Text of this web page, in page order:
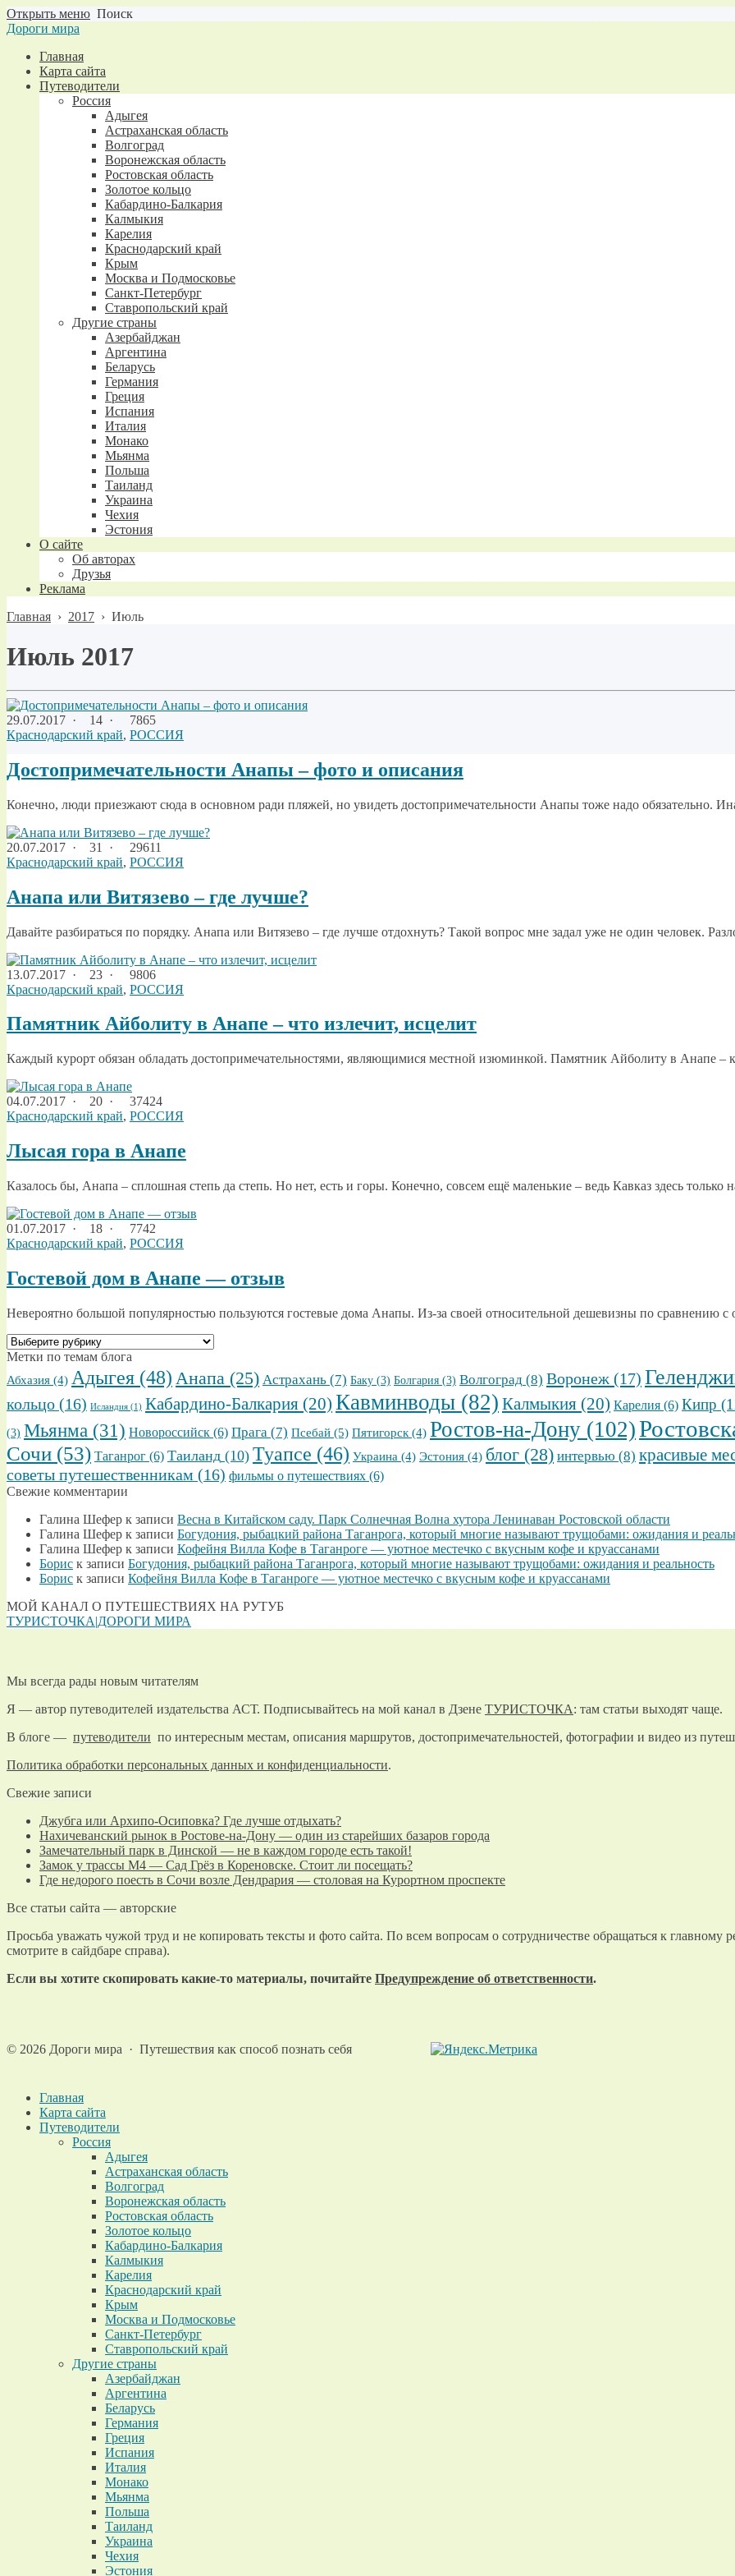
Открыть меню Поиск
Дороги мира
Главная
Карта сайта
Путеводители
Россия
Адыгея
Астраханская область
Волгоград
Воронежская область
Ростовская область
Золотое кольцо
Кабардино-Балкария
Калмыкия
Карелия
Краснодарский край
Крым
Москва и Подмосковье
Санкт-Петербург
Ставропольский край
Другие страны
Азербайджан
Аргентина
Беларусь
Германия
Греция
Испания
Италия
Монако
Мьянма
Польша
Таиланд
Украина
Чехия
Эстония
О сайте
Об авторах
Друзья
Реклама
Главная › 2017 › Июль
Июль 2017
29.07.2017 · 14 ·
7865
Краснодарский край, РОССИЯ
Достопримечательности Анапы – фото и описания
Конечно, люди приезжают сюда в основном ради пляжей, но увидеть достопримечательности Анапы тоже надо обязательно.
20.07.2017 · 31 ·
29611
Краснодарский край, РОССИЯ
Анапа или Витязево – где лучше?
Давайте разбираться по порядку. Анапа или Витязево – где лучше отдохнуть? Такой вопрос мне задал уже не один человек.
13.07.2017 · 23 ·
9806
Краснодарский край, РОССИЯ
Памятник Айболиту в Анапе – что излечит, исцелит
Каждый курорт обязан обладать достопримечательностями, являющимися местной изюминкой. Памятник Айболиту в Анапе –
04.07.2017 · 20 ·
37424
Краснодарский край, РОССИЯ
Лысая гора в Анапе
Казалось бы, Анапа – сплошная степь да степь. Но нет, есть и горы. Конечно, совсем ещё маленькие – ведь Кавказ здесь только
01.07.2017 · 18 ·
7742
Краснодарский край, РОССИЯ
Гостевой дом в Анапе — отзыв
Невероятно большой популярностью пользуются гостевые дома Анапы. Из-за своей относительной дешевизны по сравнению с
ВЫБРАТЬ
ТЕМАТИЧЕСКИЕ
ПОДРУБРИКИ
Метки по темам блога
Абхазия (4) Адыгея (48) Анапа (25) Астрахань (7) Баку (3) Болгария (3) Волгоград (8) Воронеж (17)
кольцо (16) Исландия (1) Кабардино-Балкария (20) Кавминводы (82) Калмыкия (20) Карелия (6) Кипр
(3) Мьянма (31) Новороссийск (6) Прага (7) Псебай (5) Пятигорск (4) Ростов-на-Дону (102)
Сочи (53) Таганрог (6) Таиланд (10) Туапсе (46) Украина (4) Эстония (4) блог (28) интервью (8) красивые
советы путешественникам (16) фильмы о путешествиях (6)
Свежие комментарии
Галина Шефер к записи Весна в Китайском саду. Парк Солнечная Волна хутора Ленинаван Ростовской области
Галина Шефер к записи Богудония, рыбацкий района Таганрога, который многие называют трущобами: ожидания и
Галина Шефер к записи Кофейня Вилла Кофе в Таганроге — уютное местечко с вкусным кофе и круассанами
Борис к записи Богудония, рыбацкий района Таганрога, который многие называют трущобами: ожидания и реальность
Борис к записи Кофейня Вилла Кофе в Таганроге — уютное местечко с вкусным кофе и круассанами
МОЙ КАНАЛ О ПУТЕШЕСТВИЯХ НА РУТУБ
ТУРИСТОЧКА|ДОРОГИ МИРА
Мы всегда рады новым читателям
Я — автор путеводителей издательства АСТ. Подписывайтесь на мой канал в Дзене ТУРИСТОЧКА: там статьи выходят чаще.
В блоге — путеводители по интересным местам, описания маршрутов, достопримечательностей, фотографии и видео из
Политика обработки персональных данных и конфиденциальности.
Свежие записи
Джубга или Архипо-Осиповка? Где лучше отдыхать?
Нахичеванский рынок в Ростове-на-Дону — один из старейших базаров города
Замечательный парк в Динской — не в каждом городе есть такой!
Замок у трассы М4 — Сад Грёз в Кореновске. Стоит ли посещать?
Где недорого поесть в Сочи возле Дендрария — столовая на Курортном проспекте
Все статьи сайта — авторские
Просьба уважать чужой труд и не копировать тексты и фото сайта. По всем вопросам о сотрудничестве обращаться к главному
смотрите в сайдбаре справа).
Если вы хотите скопировать какие-то материалы, почитайте Предупреждение об ответственности.
© 2026 Дороги мира · Путешествия как способ познать себя
Главная
Карта сайта
Путеводители
Россия
Адыгея
Астраханская область
Волгоград
Воронежская область
Ростовская область
Золотое кольцо
Кабардино-Балкария
Калмыкия
Карелия
Краснодарский край
Крым
Москва и Подмосковье
Санкт-Петербург
Ставропольский край
Другие страны
Азербайджан
Аргентина
Беларусь
Германия
Греция
Испания
Италия
Монако
Мьянма
Польша
Таиланд
Украина
Чехия
Эстония